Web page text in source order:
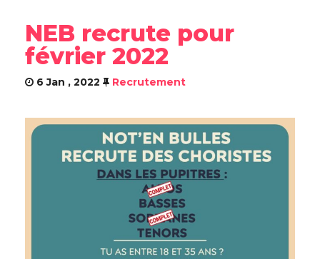
NEB recrute pour
février 2022
6 Jan , 2022 Recrutement